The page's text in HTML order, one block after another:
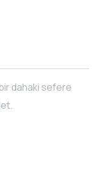
dahaki sefere